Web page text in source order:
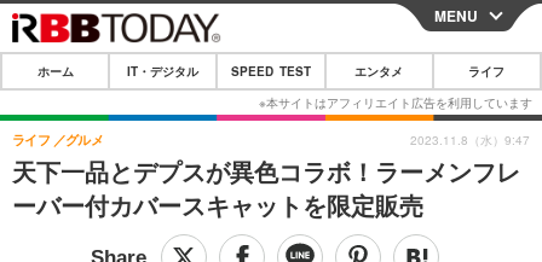
CLOSE
ホーム
IT・デジタル
IT・デジタルTOP スマートフォン
SPEED TEST
MENU
ホーム IT・デジタル SPEED TEST エンタメ ライフ
天下一品とデプスが異色コラボ！ラーメンフレ
ーバー付カバースキャットを限定販売
ライフ グルメ 2023.11.8（水）9:47